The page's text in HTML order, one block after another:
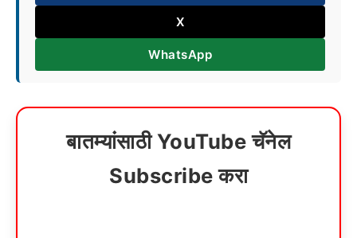
X
WhatsApp
बातम्यांसाठी YouTube चॅनेल
Subscribe करा